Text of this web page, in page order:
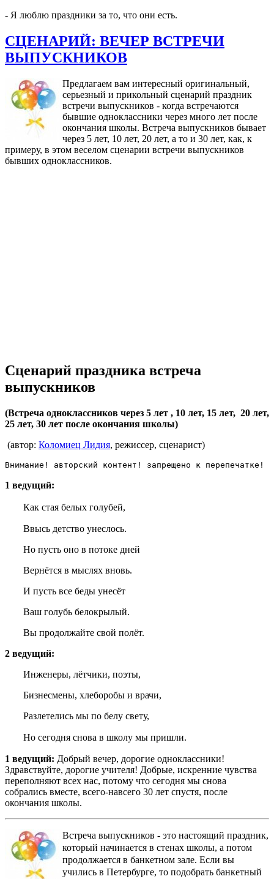
- Я люблю праздники за то, что они есть.
СЦЕНАРИЙ: ВЕЧЕР ВСТРЕЧИ
ВЫПУСКНИКОВ
Предлагаем вам интересный оригинальный,
серьезный и прикольный сценарий праздник
встречи выпускников - когда встречаются
бывшие одноклассники через много лет после
окончания школы. Встреча выпускников бывает
через 5 лет, 10 лет, 20 лет, а то и 30 лет, как, к
примеру, в этом веселом сценарии встречи выпускников
бывших одноклассников.
Сценарий праздника встреча
выпускников
(Встреча одноклассников через 5 лет , 10 лет, 15 лет, 20 лет,
25 лет, 30 лет после окончания школы)
(автор: Коломиец Лидия, режиссер, сценарист)
Внимание! авторский контент! запрещено к перепечатке!
1 ведущий:
Как стая белых голубей,
Ввысь детство унеслось.
Но пусть оно в потоке дней
Вернётся в мыслях вновь.
И пусть все беды унесёт
Ваш голубь белокрылый.
Вы продолжайте свой полёт.
2 ведущий:
Инженеры, лётчики, поэты,
Бизнесмены, хлеборобы и врачи,
Разлетелись мы по белу свету,
Но сегодня снова в школу мы пришли.
1 ведущий: Добрый вечер, дорогие одноклассники!
Здравствуйте, дорогие учителя! Добрые, искренние чувства
переполняют всех нас, потому что сегодня мы снова
собрались вместе, всего-навсего 30 лет спустя, после
окончания школы.
Встреча выпускников - это настоящий праздник,
который начинается в стенах школы, а потом
продолжается в банкетном зале. Если вы
учились в Петербурге, то подобрать банкетный